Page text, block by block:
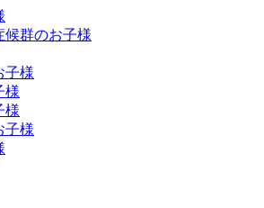
候群のお子様
子様
様
様
子様